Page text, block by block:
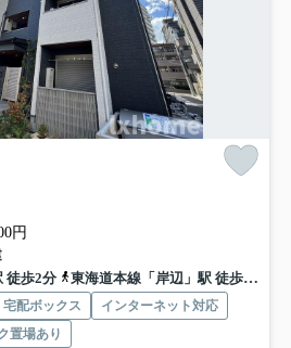
円
徒歩2分
東海道本線「岸辺」駅 徒歩10分
宅配ボックス
インターネット対応
置場あり